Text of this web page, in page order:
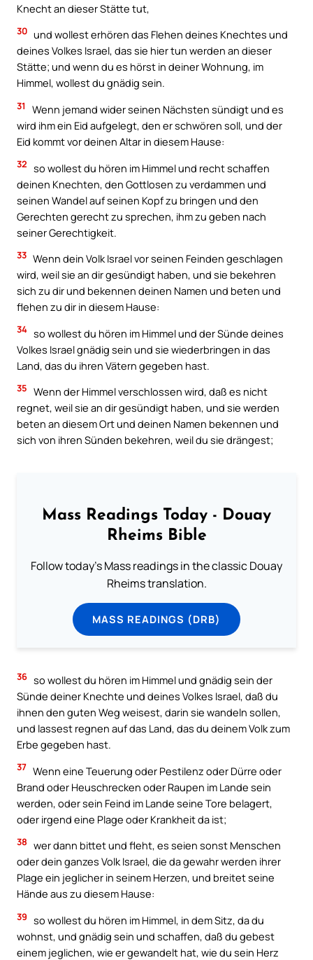
Knecht an dieser Stätte tut,
30 und wollest erhören das Flehen deines Knechtes und
deines Volkes Israel, das sie hier tun werden an dieser
Stätte; und wenn du es hörst in deiner Wohnung, im
Himmel, wollest du gnädig sein.
31
Wenn jemand wider seinen Nächsten sündigt und es
wird ihm ein Eid aufgelegt, den er schwören soll, und der
Eid kommt vor deinen Altar in diesem Hause:
32 so wollest du hören im Himmel und recht schaffen
deinen Knechten, den Gottlosen zu verdammen und
seinen Wandel auf seinen Kopf zu bringen und den
Gerechten gerecht zu sprechen, ihm zu geben nach
seiner Gerechtigkeit.
33 Wenn dein Volk Israel vor seinen Feinden geschlagen
wird, weil sie an dir gesündigt haben, und sie bekehren
sich zu dir und bekennen deinen Namen und beten und
flehen zu dir in diesem Hause:
34 so wollest du hören im Himmel und der Sünde deines
Volkes Israel gnädig sein und sie wiederbringen in das
Land, das du ihren Vätern gegeben hast.
35 Wenn der Himmel verschlossen wird, daß es nicht
regnet, weil sie an dir gesündigt haben, und sie werden
beten an diesem Ort und deinen Namen bekennen und
sich von ihren Sünden bekehren, weil du sie drängest;
Mass Readings Today - Douay
Rheims Bible
Follow today's Mass readings in the classic Douay
Rheims translation.
MASS READINGS (DRB)
36 so wollest du hören im Himmel und gnädig sein der
Sünde deiner Knechte und deines Volkes Israel, daß du
ihnen den guten Weg weisest, darin sie wandeln sollen,
und lassest regnen auf das Land, das du deinem Volk zum
Erbe gegeben hast.
37 Wenn eine Teuerung oder Pestilenz oder Dürre oder
Brand oder Heuschrecken oder Raupen im Lande sein
werden, oder sein Feind im Lande seine Tore belagert,
oder irgend eine Plage oder Krankheit da ist;
38 wer dann bittet und fleht, es seien sonst Menschen
oder dein ganzes Volk Israel, die da gewahr werden ihrer
Plage ein jeglicher in seinem Herzen, und breitet seine
Hände aus zu diesem Hause:
39 so wollest du hören im Himmel, in dem Sitz, da du
wohnst, und gnädig sein und schaffen, daß du gebest
einem jeglichen, wie er gewandelt hat, wie du sein Herz